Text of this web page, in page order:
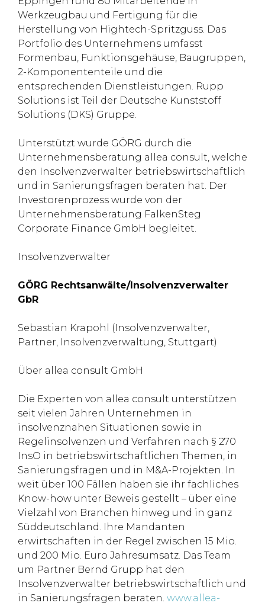
Werkzeugbau und Fertigung für die
Herstellung von Hightech-Spritzguss. Das
Portfolio des Unternehmens umfasst
Formenbau, Funktionsgehäuse, Baugruppen,
2-Komponententeile und die
entsprechenden Dienstleistungen. Rupp
Solutions ist Teil der Deutsche Kunststoff
Solutions (DKS) Gruppe.
Unterstützt wurde GÖRG durch die
Unternehmensberatung allea consult, welche
den Insolvenzverwalter betriebswirtschaftlich
und in Sanierungsfragen beraten hat. Der
Investorenprozess wurde von der
Unternehmensberatung FalkenSteg
Corporate Finance GmbH begleitet.
Insolvenzverwalter
GÖRG Rechtsanwälte/Insolvenzverwalter
GbR
Sebastian Krapohl (Insolvenzverwalter,
Partner, Insolvenzverwaltung, Stuttgart)
Über allea consult GmbH
Die Experten von allea consult unterstützen
seit vielen Jahren Unternehmen in
insolvenznahen Situationen sowie in
Regelinsolvenzen und Verfahren nach § 270
InsO in betriebswirtschaftlichen Themen, in
Sanierungsfragen und in M&A-Projekten. In
weit über 100 Fällen haben sie ihr fachliches
Know-how unter Beweis gestellt – über eine
Vielzahl von Branchen hinweg und in ganz
Süddeutschland. Ihre Mandanten
erwirtschaften in der Regel zwischen 15 Mio.
und 200 Mio. Euro Jahresumsatz. Das Team
um Partner Bernd Grupp hat den
Insolvenzverwalter betriebswirtschaftlich und
in Sanierungsfragen beraten. www.allea-